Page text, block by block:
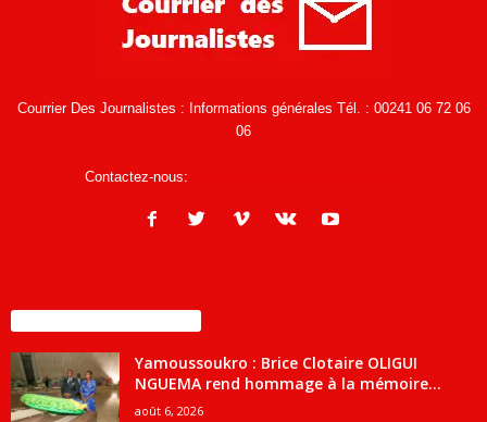
Courrier Des Journalistes : Informations générales Tél. : 00241 06 72 06
06
Contactez-nous:
Yamoussoukro : Brice Clotaire OLIGUI
NGUEMA rend hommage à la mémoire...
août 6, 2026